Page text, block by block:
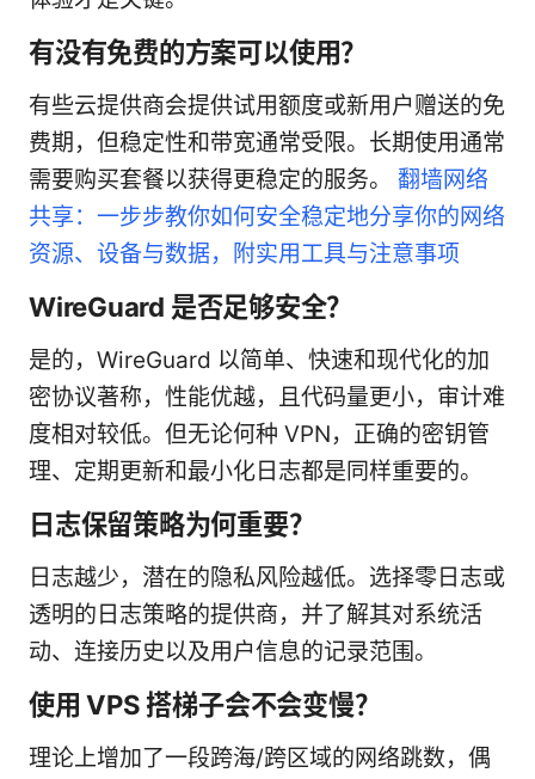
有没有免费的方案可以使用？
有些云提供商会提供试用额度或新用户赠送的免
费期，但稳定性和带宽通常受限。长期使用通常
需要购买套餐以获得更稳定的服务。 翻墙网络
共享：一步步教你如何安全稳定地分享你的网络
资源、设备与数据，附实用工具与注意事项
WireGuard 是否足够安全？
是的，WireGuard 以简单、快速和现代化的加
密协议著称，性能优越，且代码量更小，审计难
度相对较低。但无论何种 VPN，正确的密钥管
理、定期更新和最小化日志都是同样重要的。
日志保留策略为何重要？
日志越少，潜在的隐私风险越低。选择零日志或
透明的日志策略的提供商，并了解其对系统活
动、连接历史以及用户信息的记录范围。
使用 VPS 搭梯子会不会变慢？
理论上增加了一段跨海/跨区域的网络跳数，偶